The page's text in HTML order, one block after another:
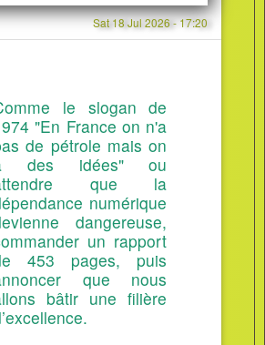
Sat 18 Jul 2026 - 17:20
le slogan de
"En France on n'a
de pétrole mais on
des idées" ou
que la
numérique
dangereuse,
un rapport
453 pages, puis
que nous
bâtir une filière